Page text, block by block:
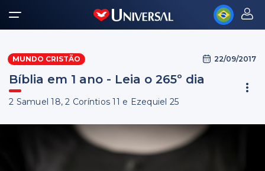
MUNDO CRISTÃO 22/09/2017
Bíblia em 1 ano - Leia o 265º dia
2 Samuel 18, 2 Coríntios 11 e Ezequiel 25